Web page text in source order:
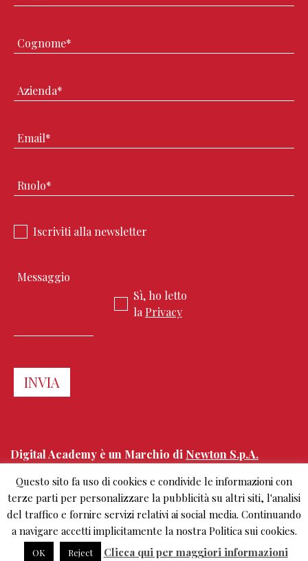
Iscriviti alla newsletter
Sì, ho letto
laPrivacy
Digital Academy è un Marchio di Newton S.p.A.
Corso Sempione 68
20154 Milano, Italy
+39.02.303 0461
info@digitalacademy.it
Questo sito fa uso di cookies e condivide le informazioni con
terze parti per personalizzare la pubblicità su altri siti, l'analisi
del traffico e fornire servizi relativi ai social media. Continuando
a navigare accetti implicitamente la nostra Politica sui cookies.
OK Reject Clicca qui per maggiori informazioni